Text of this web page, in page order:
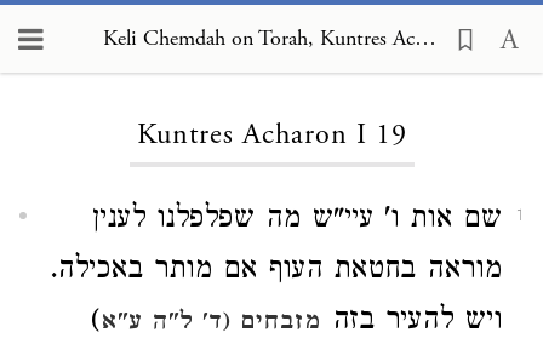
Keli Chemdah on Torah, Kuntres Acharon I 19
Kuntres Acharon I 19
1
שם אות ו' עיי"ש מה שפלפלנו לענין
מוראה בחטאת העוף אם מותר באכילה.
ויש להעיר בזה מזבחים (ד' ל"ה ע"א)